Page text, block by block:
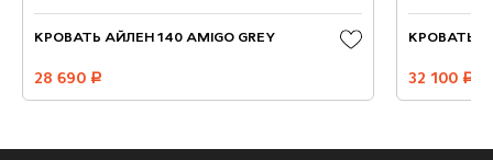
КРОВАТЬ АЙЛЕН 140 AMIGO GREY
28 690 руб.
КРОВАТЬ
32 100 руб.